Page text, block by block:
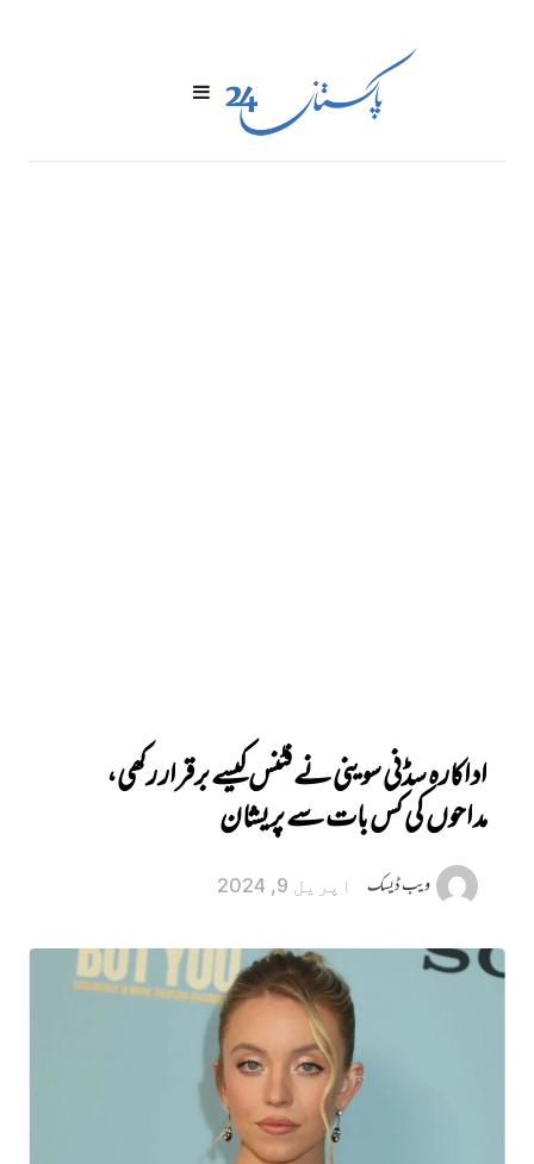
اداکارہ سڈنی سوینی نے فٹنس کیسے برقرار رکھی،
مداحوں کی کس بات سے پریشان
ویب ڈیسک اپریل 9, 2024